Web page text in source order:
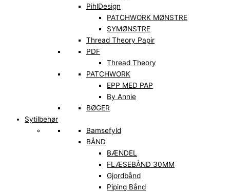
PihlDesign
PATCHWORK MØNSTRE
SYMØNSTRE
Thread Theory Papir
PDF
Thread Theory
PATCHWORK
EPP MED PAP
By Annie
BØGER
Sytilbehør
Bamsefyld
BÅND
BÆNDEL
FLÆSEBÅND 30MM
Gjordbånd
Piping Bånd